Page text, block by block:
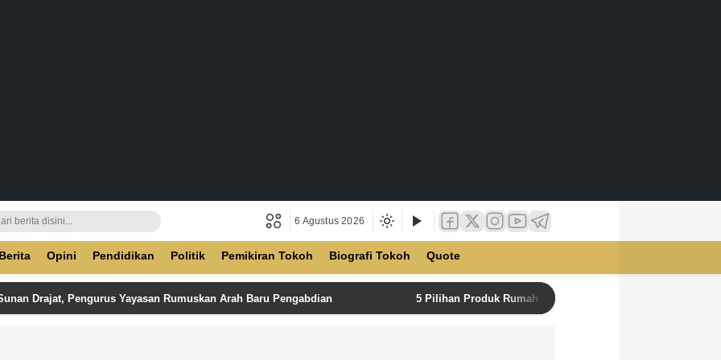
6 Agustus 2026
Berita Opini Pendidikan Politik Pemikiran Tokoh Biografi Tokoh Quote
Drajat, Pengurus Yayasan Rumuskan Arah Baru Pengabdian 5 Pilihan Produk Rumah Tangga Terbaik di Unilever Store